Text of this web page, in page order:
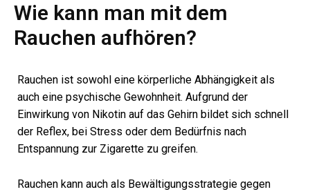
Wie kann man mit dem
Rauchen aufhören?
Rauchen ist sowohl eine körperliche Abhängigkeit als
auch eine psychische Gewohnheit. Aufgrund der
Einwirkung von Nikotin auf das Gehirn bildet sich schnell
der Reflex, bei Stress oder dem Bedürfnis nach
Entspannung zur Zigarette zu greifen.
Rauchen kann auch als Bewältigungsstrategie gegen